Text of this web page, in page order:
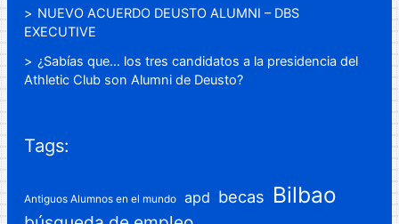
NUEVO ACUERDO DEUSTO ALUMNI – DBS
EXECUTIVE
¿Sabías que… los tres candidatos a la presidencia del
Athletic Club son Alumni de Deusto?
Tags:
Antiguos Alumnos en el mundo apd becas Bilbao